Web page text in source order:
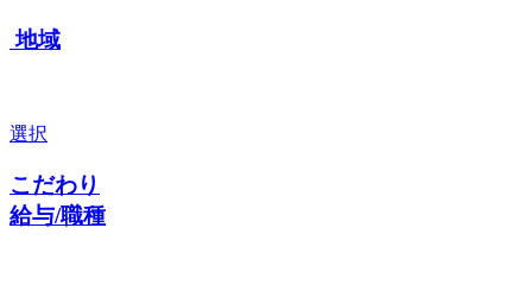
地域
選択
こだわり
給与/職種